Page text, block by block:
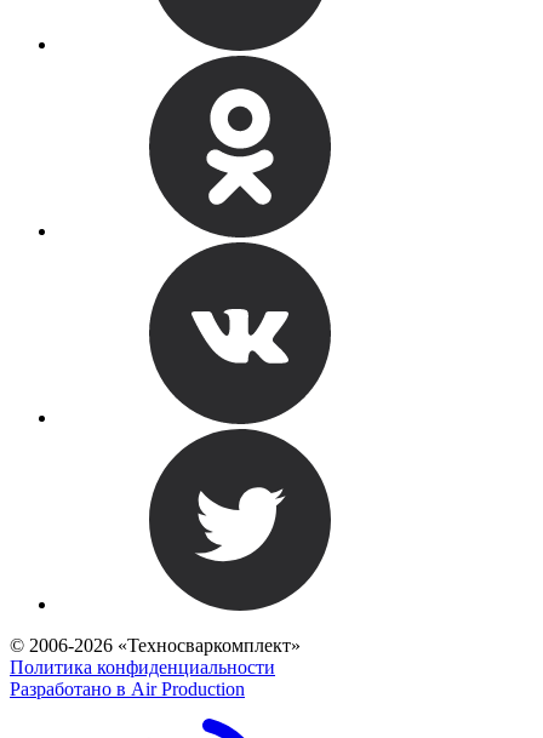
© 2006-2026 «Техносваркомплект»
Политика конфиденциальности
Разработано в Air Production